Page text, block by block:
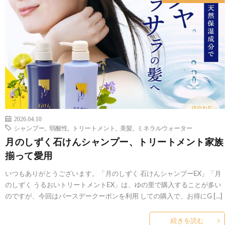
2026.04.10
シャンプー
弱酸性 トリートメント 美髪 ミネラルウォーター
月のしずく石けんシャンプー、トリートメント家族
揃って愛用
いつもありがとうございます。「月のしずく 石けんシャンプーEX」「月
のしずく うるおいトリートメントEX」は、ゆの里で購入することが多い
のですが、今回はバースデークーポンを利用 しての購入で、お得にG […]
続きを読む